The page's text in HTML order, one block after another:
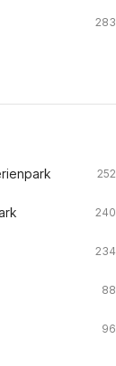
283
252
240
234
88
96